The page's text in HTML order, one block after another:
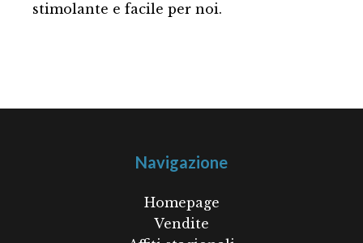
stimolante e facile per noi.
Navigazione
Homepage
Vendite